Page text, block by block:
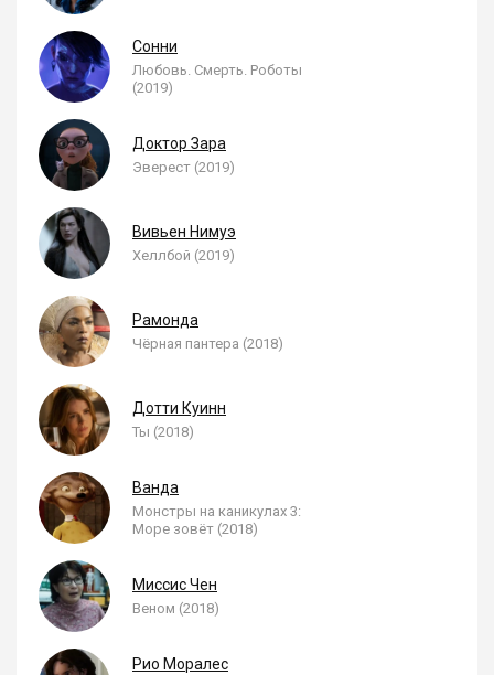
Сонни
Любовь. Смерть. Роботы
(2019)
Доктор Зара
Эверест (2019)
Вивьен Нимуэ
Хеллбой (2019)
Рамонда
Чёрная пантера (2018)
Дотти Куинн
Ты (2018)
Ванда
Монстры на каникулах 3:
Море зовёт (2018)
Миссис Чен
Веном (2018)
Рио Моралес